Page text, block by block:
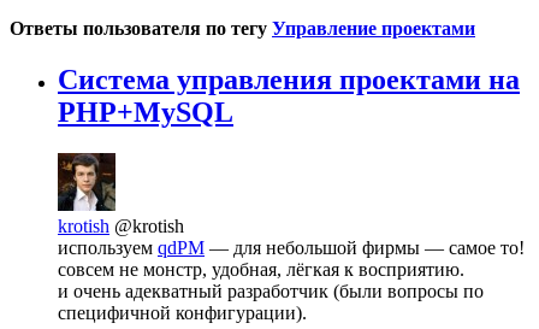
Ответы пользователя по тегу Управление проектами
Система управления проектами на
PHP+MySQL
krotish @krotish
используем qdPM — для небольшой фирмы — самое то!
совсем не монстр, удобная, лёгкая к восприятию.
и очень адекватный разработчик (были вопросы по
специфичной конфигурации).